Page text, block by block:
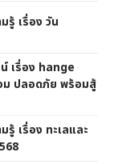
รู้ เรื่อง วัน
เรื่อง hange
ม ปลอดภัย พร้อมสู้
เรื่อง ทะเลและ